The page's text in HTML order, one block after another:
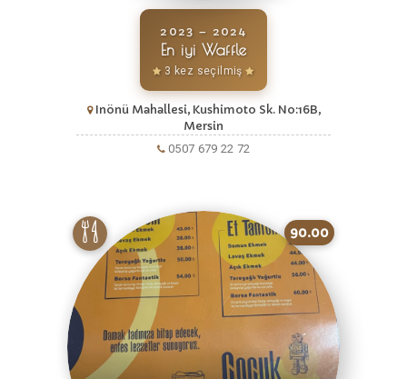
2023 – 2024
En iyi Waffle
3 kez seçilmiş
Inönü Mahallesi, Kushimoto Sk. No:16B,
Mersin
0507 679 22 72
90.00